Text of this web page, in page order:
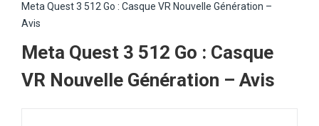
Meta Quest 3 512 Go : Casque VR Nouvelle Génération –
Avis
Meta Quest 3 512 Go : Casque
VR Nouvelle Génération – Avis